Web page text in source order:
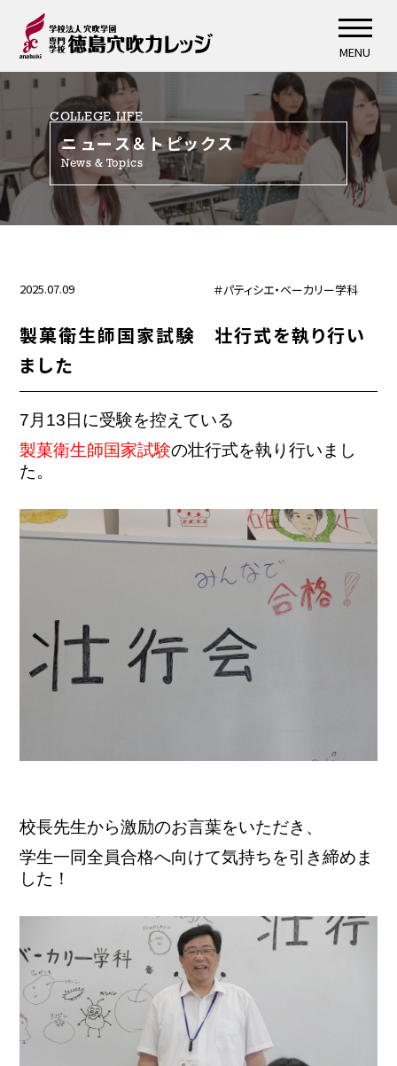
MENU
COLLEGE LIFE
ニュース＆トピックス
News & Topics
2025.07.09 ＃パティシエ・ベーカリー学科
製菓衛生師国家試験 壮行式を執り行い
ました
7月13日に受験を控えている
製菓衛生師国家試験の壮行式を執り行いまし
た。
校長先生から激励のお言葉をいただき、
学生一同全員合格へ向けて気持ちを引き締めま
した！